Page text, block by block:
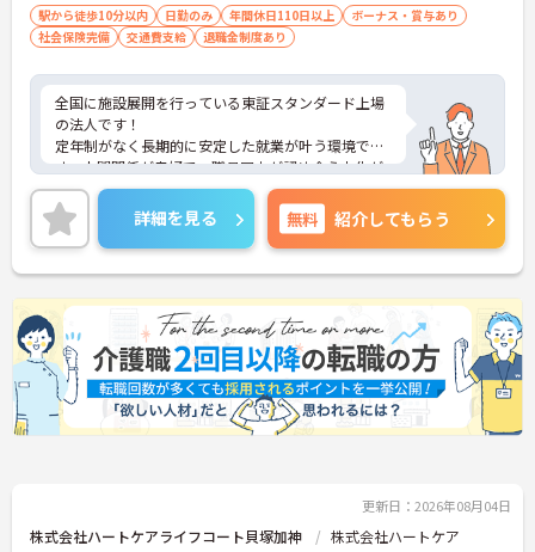
駅から徒歩10分以内 日勤のみ 年間休日110日以上
ボーナス・賞与あり
社会保険完備
交通費支給 退職金制度あり
全国に施設展開を行っている東証スタンダード上場
の法人です！
定年制がなく長期的に安定した就業が叶う環境で
す。人間関係が良好で、職員同士が認め合う文化が
根付いています。
ご興味のある方には、面接対策ポイントなど、さら
に詳細をご案内しますのでお気軽にご相談くださ
い！
詳細を見る 無料 紹介してもらう
更新日：2026年08月04日
株式会社ハートケアライフコート貝塚加神 株式会社ハートケア